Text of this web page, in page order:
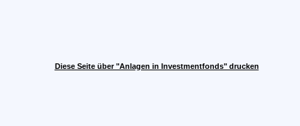
Diese Seite über "Anlagen in Investmentfonds" drucken